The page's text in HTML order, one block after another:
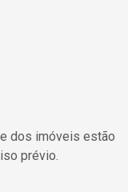
dos imóveis estão
prévio.